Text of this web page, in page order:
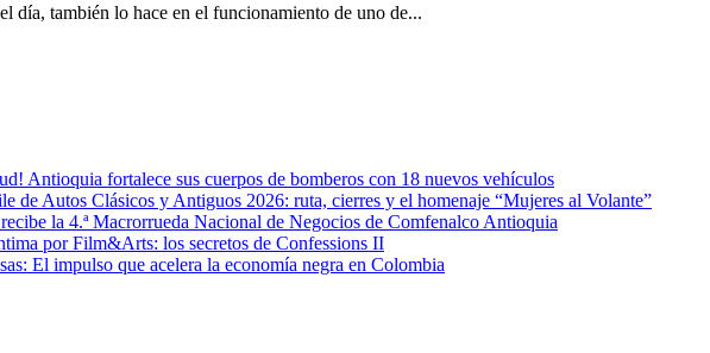
día, también lo hace en el funcionamiento de uno de...
Antioquia fortalece sus cuerpos de bomberos con 18 nuevos vehículos
de Autos Clásicos y Antiguos 2026: ruta, cierres y el homenaje “Mujeres al Volante”
la 4.ª Macrorrueda Nacional de Negocios de Comfenalco Antioquia
por Film&Arts: los secretos de Confessions II
El impulso que acelera la economía negra en Colombia